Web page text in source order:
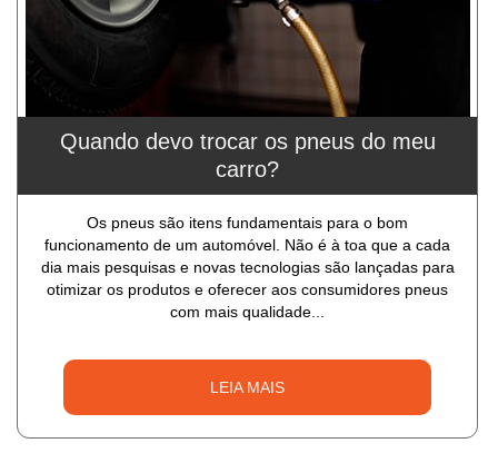
Quando devo trocar os pneus do meu
carro?
Os pneus são itens fundamentais para o bom
funcionamento de um automóvel. Não é à toa que a cada
dia mais pesquisas e novas tecnologias são lançadas para
otimizar os produtos e oferecer aos consumidores pneus
com mais qualidade...
LEIA MAIS